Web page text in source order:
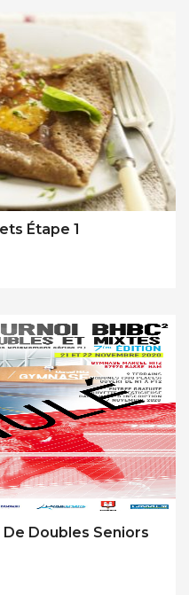
Étape 1
De Doubles Seniors